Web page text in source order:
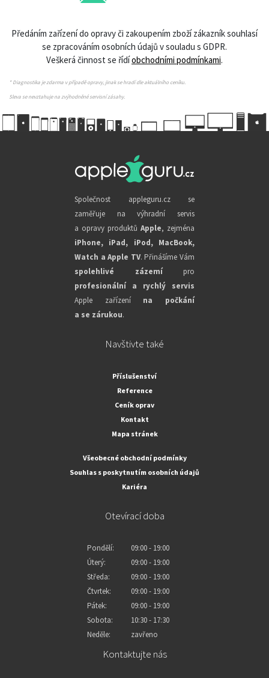
Předáním zařízení do opravy či zakoupením zboží zákazník souhlasí
se zpracováním osobních údajů v souladu s GDPR.
Veškerá činnost se řídíobchodními podmínkami.
* Diagnostika je zdarma v případě opravy, jinak se hradí dle aktuálního ceníku.
Sleva se nevztahuje na zvýhodněné servisní zásahy.
Společnost appleguru.cz se
zaměřuje na výhradní servis
a opravy produktů Apple, zejména
iPhone, iPad, iPod, MacBook,
Watch a Apple TV. Přinášíme Vám
spolehlivé zázemípro
profesionální a rychlý servis
Apple zařízení na počkání
a se zárukou.
Navštivte také
Příslušenství
Reference
Ceník oprav
Kontakt
Mapa stránek
Všeobecné obchodní podmínky
Souhlas s poskytnutím osobních údajů
Kariéra
Otevírací doba
Pondělí:
09:00 - 19:00
Úterý:
09:00 - 19:00
Středa:
09:00 - 19:00
Čtvrtek:
09:00 - 19:00
Pátek:
09:00 - 19:00
Sobota:
10:30 - 17:30
Neděle:
zavřeno
Kontaktujte nás